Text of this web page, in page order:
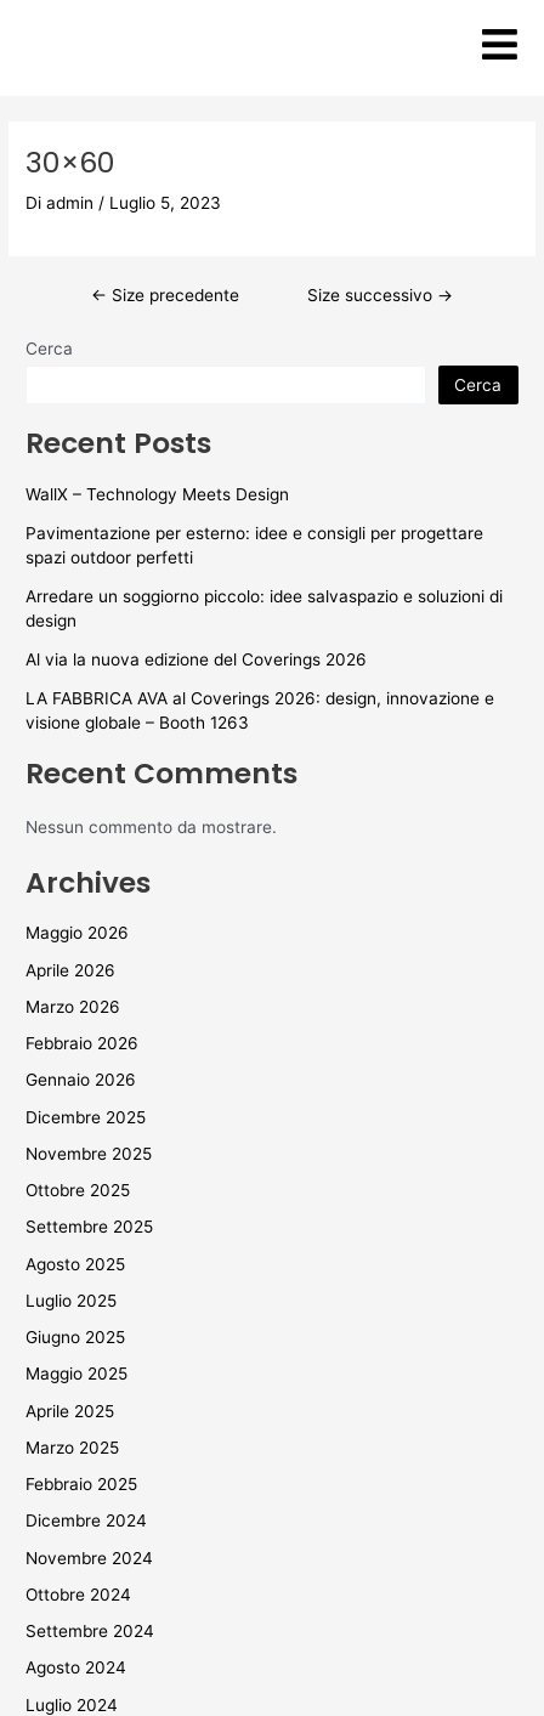
30×60
Diadmin / Luglio 5, 2023
← Size precedente Size successivo →
Cerca
Cerca
Recent Posts
WallX – Technology Meets Design
Pavimentazione per esterno: idee e consigli per progettare
spazi outdoor perfetti
Arredare un soggiorno piccolo: idee salvaspazio e soluzioni di
design
Al via la nuova edizione del Coverings 2026
LA FABBRICA AVA al Coverings 2026: design, innovazione e
visione globale – Booth 1263
Recent Comments
Nessun commento da mostrare.
Archives
Maggio 2026
Aprile 2026
Marzo 2026
Febbraio 2026
Gennaio 2026
Dicembre 2025
Novembre 2025
Ottobre 2025
Settembre 2025
Agosto 2025
Luglio 2025
Giugno 2025
Maggio 2025
Aprile 2025
Marzo 2025
Febbraio 2025
Dicembre 2024
Novembre 2024
Ottobre 2024
Settembre 2024
Agosto 2024
Luglio 2024